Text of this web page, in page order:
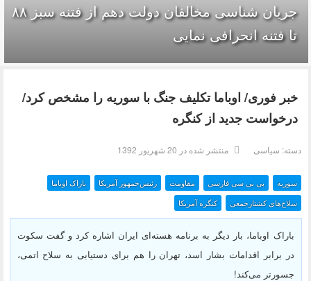
جریان شناسی مخالفان دولت دهم از فتنه سبز ۸۸
تا فتنه انحرافی نمایی
خبر فوری/ اوباما تکلیف جنگ با سوریه را مشخص کرد/
درخواست جدید از کنگره
دسته: سیاسی منتشر شده در 20 شهریور 1392
سوریه بی بی سی فارسی مقاومت رئیس‌جمهور آمریکا
باراک اوباما
کنگره آمریکا
سلاح‌های کشتارجمعی
باراک اوباما، بار دیگر به برنامه هسته‌ای ایران اشاره کرد و گفت سکوت
در برابر اقدامات بشار اسد، تهران را هم برای دستیابی به سلاح اتمی،
جسورتر می‌کند!